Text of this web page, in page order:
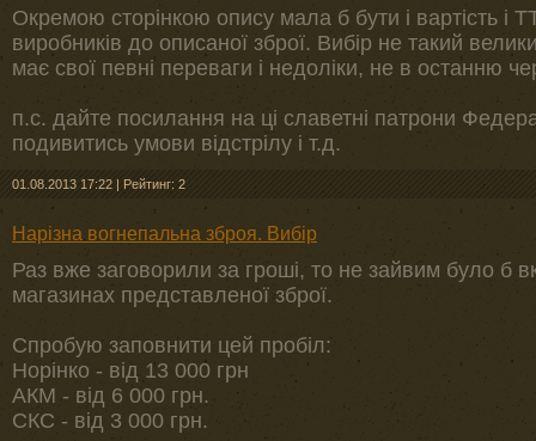
Окремою сторінкою опису мала б бути і вартість і
виробників до описаної зброї. Вибір не такий
має свої певні переваги і недоліки, не в останню
п.с. дайте посилання на ці славетні патрони
подивитись умови відстрілу і т.д.
01.08.2013 17:22 | Рейтинг: 2
Нарізна вогнепальна зброя. Вибір
Раз вже заговорили за гроші, то не зайвим було б
магазинах представленої зброї.
Спробую заповнити цей пробіл:
Норінко - від 13 000 грн
АКМ - від 6 000 грн.
СКС - від 3 000 грн.